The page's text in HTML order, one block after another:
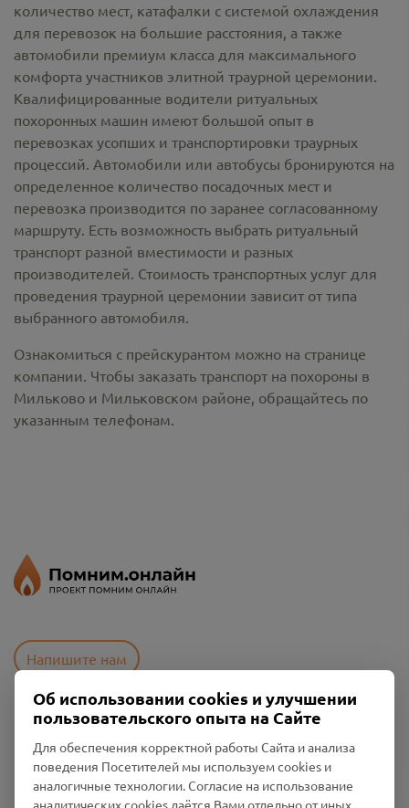
количество мест, катафалки с системой охлаждения
для перевозок на большие расстояния, а также
автомобили премиум класса для максимального
комфорта участников элитной траурной церемонии.
Квалифицированные водители ритуальных
похоронных машин имеют большой опыт в
перевозках усопших и транспортировки траурных
процессий. Автомобили или автобусы бронируются на
определенное количество посадочных мест и
перевозка производится по заранее согласованному
маршруту. Есть возможность выбрать ритуальный
транспорт разной вместимости и разных
производителей. Стоимость транспортных услуг для
проведения траурной церемонии зависит от типа
выбранного автомобиля.
Ознакомиться с прейскурантом можно на странице
компании. Чтобы заказать транспорт на похороны в
Мильково и Мильковском районе, обращайтесь по
указанным телефонам.
Напишите нам
Пользовательское соглашение
Политика конфиденциальности
Промо-материалы
Об использовании cookies и улучшении
пользовательского опыта на Сайте
Для обеспечения корректной работы Сайта и анализа
поведения Посетителей мы используем cookies и
аналогичные технологии. Согласие на использование